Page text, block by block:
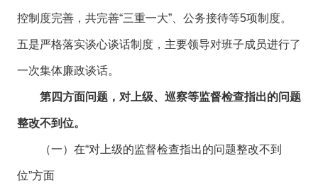
控制度完善，共完善“三重一大”、公务接待等5项制度。
五是严格落实谈心谈话制度，主要领导对班子成员进行了
一次集体廉政谈话。
第四方面问题，对上级、巡察等监督检查指出的问题
整改不到位。
（一）在“对上级的监督检查指出的问题整改不到
位”方面